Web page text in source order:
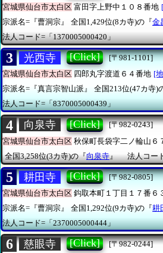
宮城県仙台市太白区 富田字上野中１０８番地
宗派名=『曹洞宗』
全国1,429位(8カ寺)の『金
法人コード=「1370005000420」
3 光西寺 [Click]
[〒981-1101]
宮城県仙台市太白区 四郎丸字渡道６４番地 [
宗派名=『真言宗智山派』
全国213位(47カ寺)
法人コード=「8370005000439」
4 向泉寺 [Click]
[〒982-0243]
宮城県仙台市太白区 秋保町長袋字二ノ輪山６
全国3,258位(3カ寺)の『向泉寺』 法人コー
5 耕田寺 [Click]
[〒982-0805]
宮城県仙台市太白区 鈎取本町１丁目１７番６
宗派名=『曹洞宗』
全国1,292位(9カ寺)の『耕
法人コード=「2370005000444」
6 慈眼寺 [Click]
[〒982-0244]